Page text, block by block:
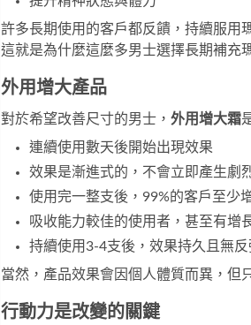
許多長期使用的客戶都反饋，持續服用
這就是為什麼這麼多男士選擇長期補充
外用增大產品
對於希望改善尺寸的男士， 外用增大霜
連續使用數天後開始出現效果
效果是漸進式的，不會立即產生劇
使用完一整支後，99%的客戶至少
吸收能力較佳的使用者，甚至有增
持續使用3-4支後，效果持久且無反
當然，產品效果會因個人體質而異，但
行動力是改變的關鍵